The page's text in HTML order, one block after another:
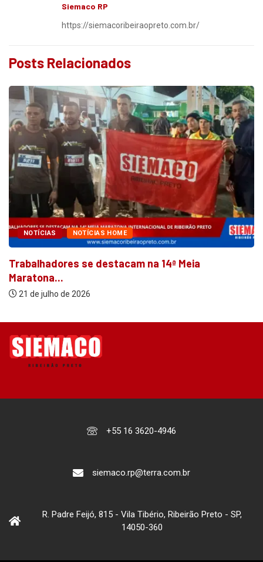
Siemaco RP
https://siemacoribeiraopreto.com.br/
Posts Relacionados
NOTÍCIAS NOTÍCIAS HOME
Trabalhadores se destacam na 14ª Meia
Maratona...
21 de julho de 2026
+55 16 3620-4946
siemaco.rp@terra.com.br
R. Padre Feijó, 815 - Vila Tibério, Ribeirão Preto - SP,
14050-360